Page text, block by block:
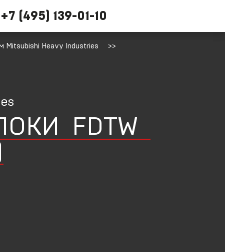
+7 (495) 139-01-10
Mitsubishi Heavy Industries
FDTW